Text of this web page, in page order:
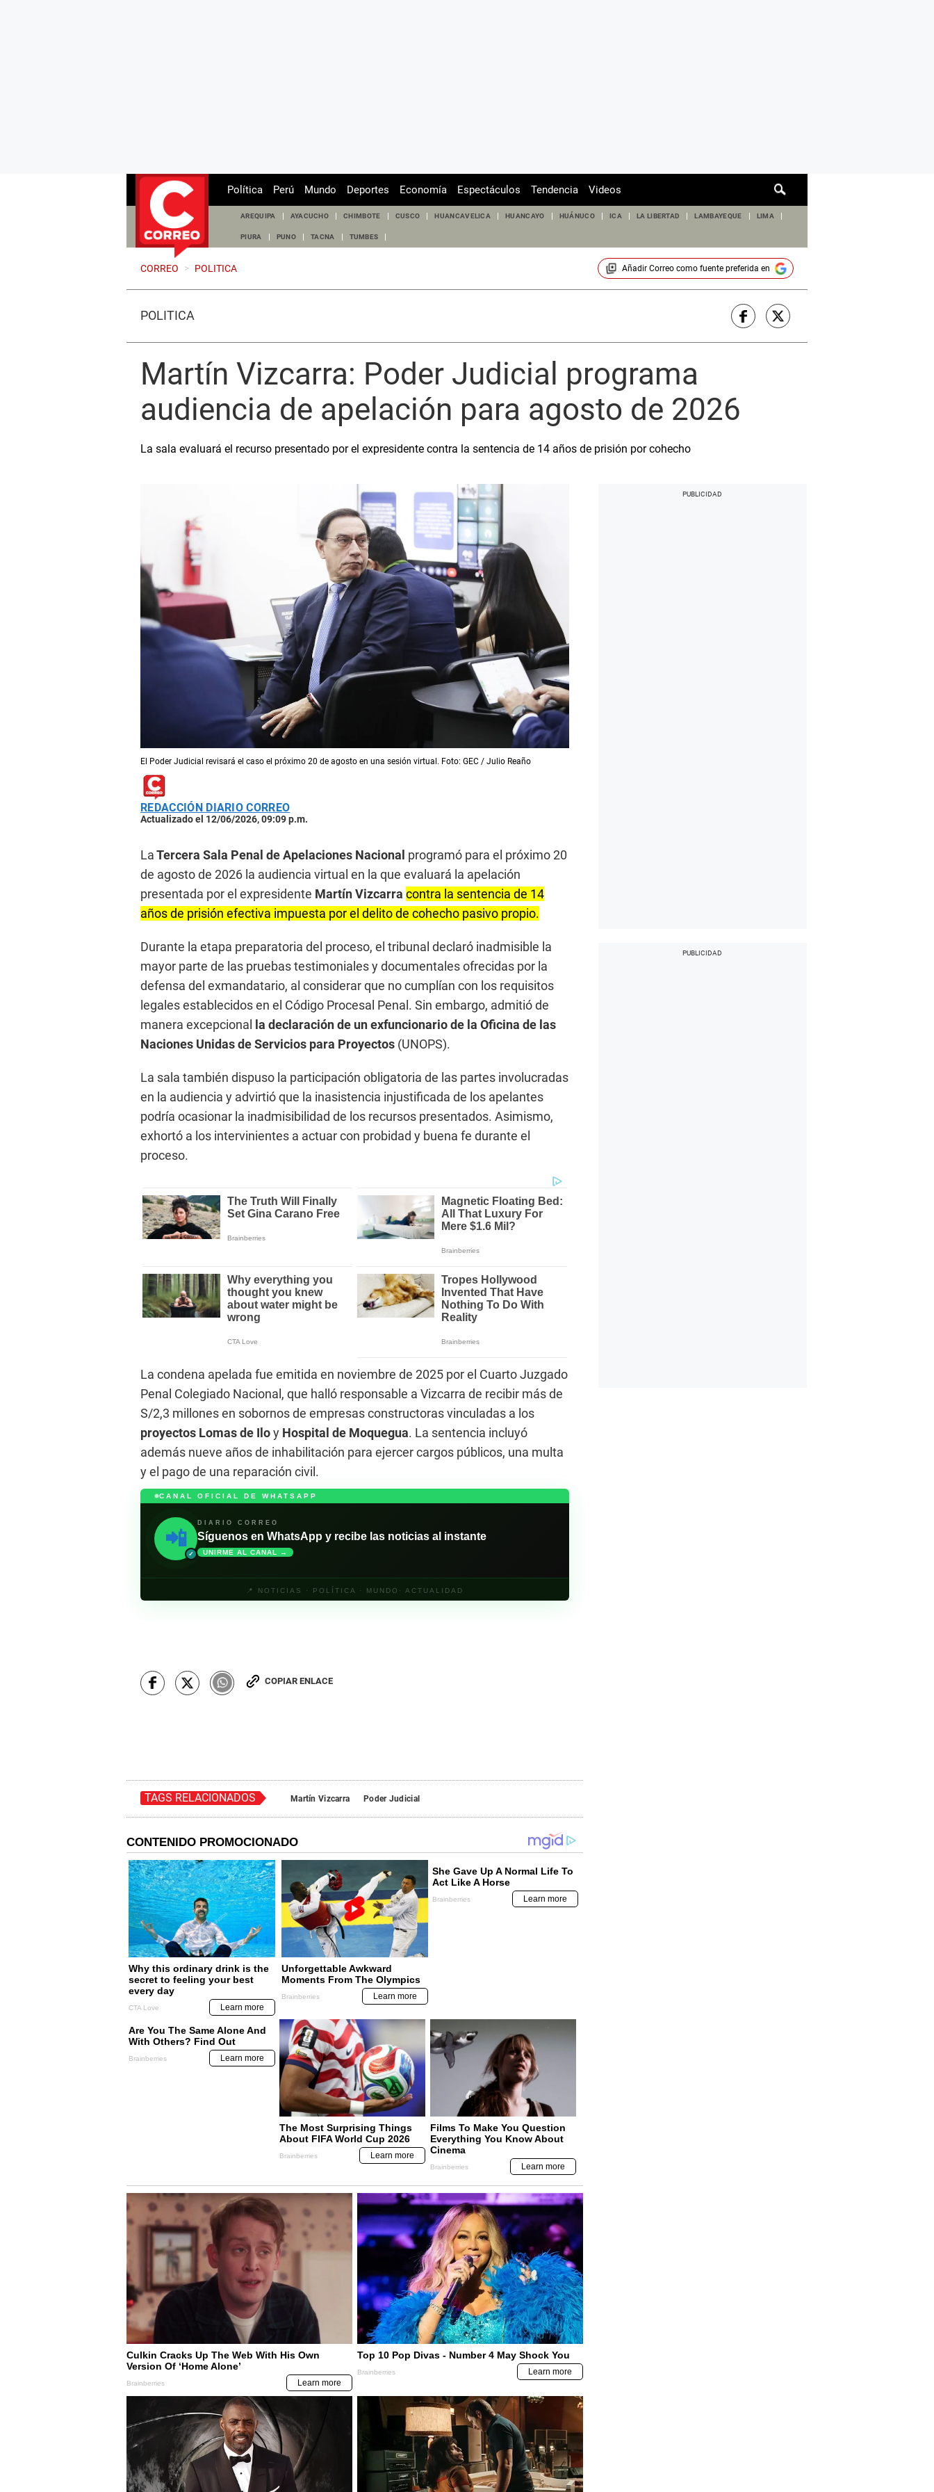
de
Política Perú Mundo Deportes Economía Espectáculos Tendencia Videos
AREQUIPA AYACUCHO CHIMBOTE CUSCO HUANCAVELICA HUANCAYO HUÁNUCO ICA LA LIBERTAD LAMBAYEQUE LIMA
PIURA PUNO TACNA TUMBES
CORREO > POLITICA Añadir Correocomo fuente preferida en
POLÍTICA
Martín Vizcarra: Poder Judicial programa
audiencia de apelación para agosto de 2026
La sala evaluará el recurso presentado por el expresidente contra la sentencia de 14 años de prisión por cohecho
El Poder Judicial revisará el caso el próximo 20 de agosto en una sesión virtual. Foto: GEC / Julio Reaño
REDACCIÓN DIARIO CORREO
Actualizado el 12/06/2026, 09:09 p.m.
LaTercera Sala Penal de Apelaciones Nacional programó para el próximo 20
de agosto de 2026 la audiencia virtual en la que evaluará la apelación
presentada por el expresidente Martín Vizcarra contra la sentencia de 14
años de prisión efectiva impuesta por el delito de cohecho pasivo propio.
Durante la etapa preparatoria del proceso, el tribunal declaró inadmisible la
mayor parte de las pruebas testimoniales y documentales ofrecidas por la
defensa del exmandatario, al considerar que no cumplían con los requisitos
legales establecidos en el Código Procesal Penal. Sin embargo, admitió de
manera excepcional
la declaración de un exfuncionario de la Oficina de las
Naciones Unidas de Servicios para Proyectos (UNOPS).
La sala también dispuso la participación obligatoria de las partes involucradas
en la audiencia y advirtió que la inasistencia injustificada de los apelantes
podría ocasionar la inadmisibilidad de los recursos presentados. Asimismo,
exhortó a los intervinientes a actuar con probidad y buena fe durante el
proceso.
La condena apelada fue emitida en noviembre de 2025 por el Cuarto Juzgado
Penal Colegiado Nacional, que halló responsable a Vizcarra de recibir más de
S/2,3 millones en sobornos de empresas constructoras vinculadas a los
proyectos Lomas de Iloy Hospital de Moquegua. La sentencia incluyó
además nueve años de inhabilitación para ejercer cargos públicos, una multa
y el pago de una reparación civil.
CANAL OFICIAL DE WHATSAPP
📲
✓
DIARIO CORREO
Síguenos en WhatsApp y recibe las noticias al instante
UNIRME AL CANAL →
📍 NOTICIAS · POLÍTICA · MUNDO· ACTUALIDAD
COPIAR ENLACE
TAGS RELACIONADOS Martín Vizcarra Poder Judicial